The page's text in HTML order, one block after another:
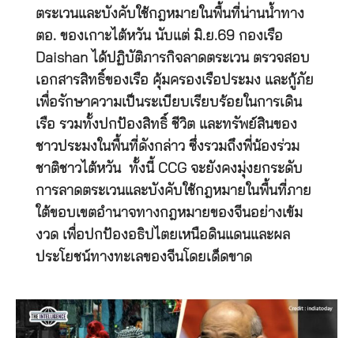
ตระเวนและบังคับใช้กฎหมายในพื้นที่น่านน้ำทาง
ตอ. ของเกาะไต้หวัน นับแต่ มิ.ย.69 กองเรือ
Daishan ได้ปฏิบัติภารกิจลาดตระเวน ตรวจสอบ
เอกสารสิทธิ์ของเรือ คุ้มครองเรือประมง และกู้ภัย
เพื่อรักษาความเป็นระเบียบเรียบร้อยในการเดิน
เรือ รวมทั้งปกป้องสิทธิ์ ชีวิต และทรัพย์สินของ
ชาวประมงในพื้นที่ดังกล่าว ซึ่งรวมถึงพี่น้องร่วม
ชาติชาวไต้หวัน ทั้งนี้ CCG จะยังคงมุ่งยกระดับ
การลาดตระเวนและบังคับใช้กฎหมายในพื้นที่ภาย
ใต้ขอบเขตอำนาจทางกฎหมายของจีนอย่างเข้ม
งวด เพื่อปกป้องอธิปไตยเหนือดินแดนและผล
ประโยชน์ทางทะเลของจีนโดยเด็ดขาด